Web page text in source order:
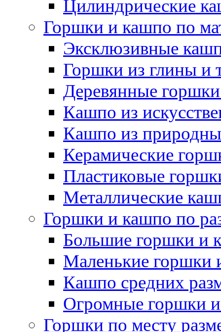
Цилиндрические
Горшки и кашпо по
Эксклюзивные
Горшки из глины и
Деревянные
Кашпо из
Кашпо из
Керамические
Пластиковые
Металлические
Горшки и кашпо по
Большие горшки и
Маленькие горшки
Кашпо средних
Огромные горшки
Горшки по месту